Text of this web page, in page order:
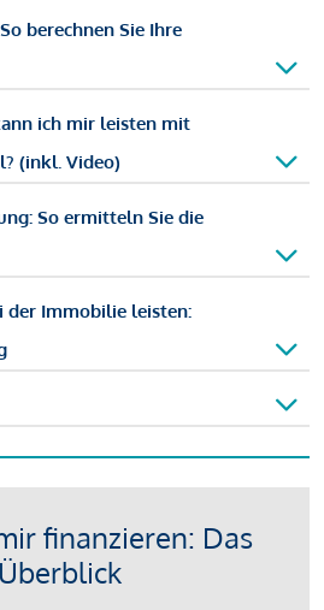
berechnen Sie Ihre
ich mir leisten mit
(inkl. Video)
So ermitteln Sie die
der Immobilie leisten:
finanzieren: Das